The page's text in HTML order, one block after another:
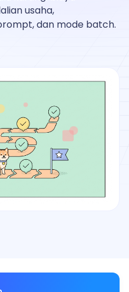
usaha,
dan mode batch.